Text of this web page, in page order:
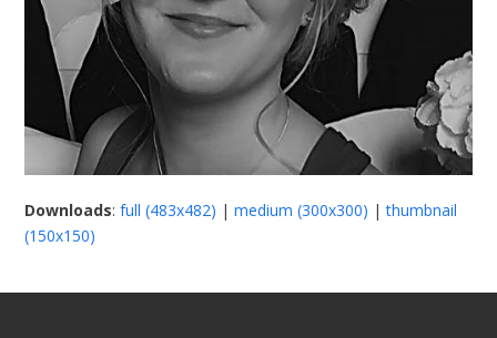
Downloads:full (483x482) |medium (300x300) |thumbnail
(150x150)